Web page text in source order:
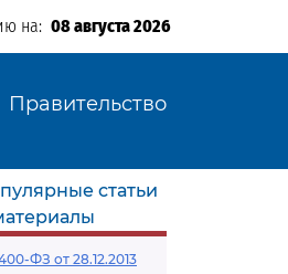
на: 08 августа 2026
Правительство
статьи
ФЗ от 28.12.2013